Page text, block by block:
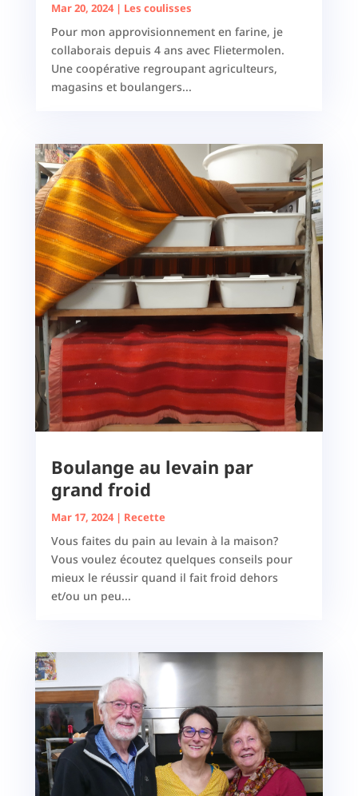
Mar 20, 2024| Les coulisses
Pour mon approvisionnement en farine, je
collaborais depuis 4 ans avec Flietermolen.
Une coopérative regroupant agriculteurs,
magasins et boulangers...
Boulange au levain par
grand froid
Mar 17, 2024| Recette
Vous faites du pain au levain à la maison?
Vous voulez écoutez quelques conseils pour
mieux le réussir quand il fait froid dehors
et/ou un peu...